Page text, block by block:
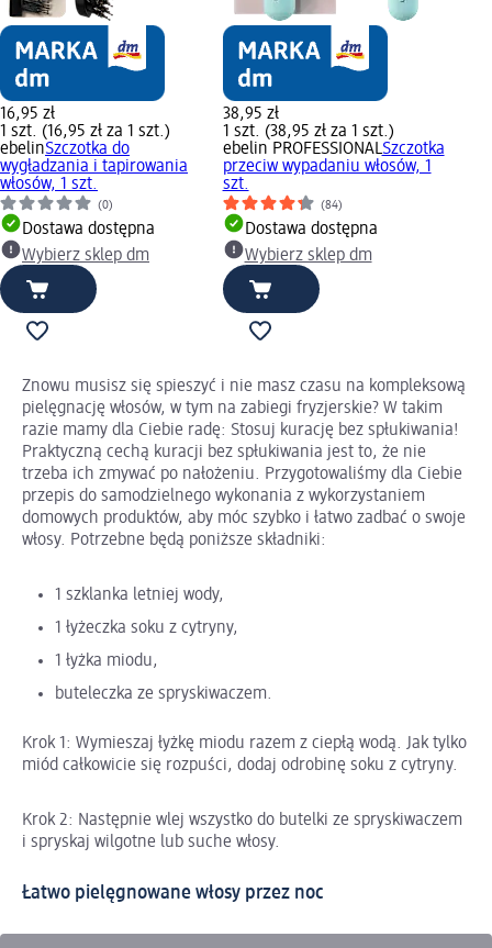
16,95 zł
1 szt. (16,95 zł za 1 szt.)
ebelinSzczotka do
wygładzania i tapirowania
włosów, 1 szt.
(0)
Dostawa dostępna
Wybierz sklep dm
38,95 zł
1 szt. (38,95 zł za 1 szt.)
ebelin PROFESSIONALSzczotka
przeciw wypadaniu włosów, 1
szt.
(84)
Dostawa dostępna
Wybierz sklep dm
Znowu musisz się spieszyć i nie masz czasu na kompleksową
pielęgnację włosów, w tym na zabiegi fryzjerskie? W takim
razie mamy dla Ciebie radę: Stosuj kurację bez spłukiwania!
Praktyczną cechą kuracji bez spłukiwania jest to, że nie
trzeba ich zmywać po nałożeniu. Przygotowaliśmy dla Ciebie
przepis do samodzielnego wykonania z wykorzystaniem
domowych produktów, aby móc szybko i łatwo zadbać o swoje
włosy. Potrzebne będą poniższe składniki:
1 szklanka letniej wody,
1 łyżeczka soku z cytryny,
1 łyżka miodu,
buteleczka ze spryskiwaczem.
Krok 1: Wymieszaj łyżkę miodu razem z ciepłą wodą. Jak tylko
miód całkowicie się rozpuści, dodaj odrobinę soku z cytryny.
Krok 2: Następnie wlej wszystko do butelki ze spryskiwaczem
i spryskaj wilgotne lub suche włosy.
Łatwo pielęgnowane włosy przez noc